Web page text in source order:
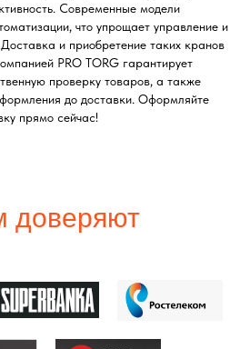
Современные модели
что упрощает управление и
и приобретение таких кранов
PRO TORG гарантирует
проверку товаров, а также
до доставки. Оформляйте
прямо сейчас!
доверяют